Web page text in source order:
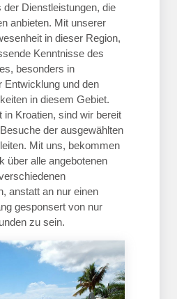
Dienstleistungen, die
anbieten. Mit unserer
in dieser Region,
Kenntnisse des
besonders in
Entwicklung und den
in diesem Gebiet.
in Kroatien, sind wir bereit
der ausgewählten
Mit uns, bekommen
über alle angebotenen
anstatt an nur einen
gesponsert von nur
zu sein.